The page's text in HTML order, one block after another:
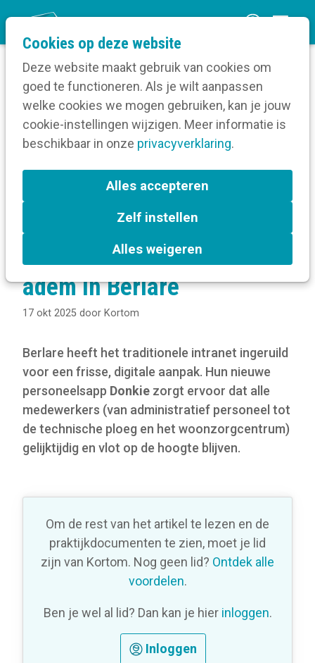
Cookies op deze website
Deze website maakt gebruik van cookies om
goed te functioneren. Als je wilt aanpassen
welke cookies we mogen gebruiken, kan je jouw
cookie-instellingen wijzigen. Meer informatie is
beschikbaar in onze privacyverklaring.
Alles accepteren
Zelf instellen
Alles weigeren
n
m
Home
Verruim je kennis
Interne communicatie
Inleiding tot interne communicatie
adem in Berlare
Donkie geeft interne
communicatie een nieuwe
adem in Berlare
17 okt 2025 door Kortom
Berlare heeft het traditionele intranet ingeruild
voor een frisse, digitale aanpak. Hun nieuwe
personeelsapp Donkie zorgt ervoor dat alle
medewerkers (van administratief personeel tot
de technische ploeg en het woonzorgcentrum)
gelijktijdig en vlot op de hoogte blijven.
Om de rest van het artikel te lezen en de
praktijkdocumenten te zien, moet je lid
zijn van Kortom. Nog geen lid? Ontdek alle
voordelen.
Ben je wel al lid? Dan kan je hier inloggen.
Inloggen